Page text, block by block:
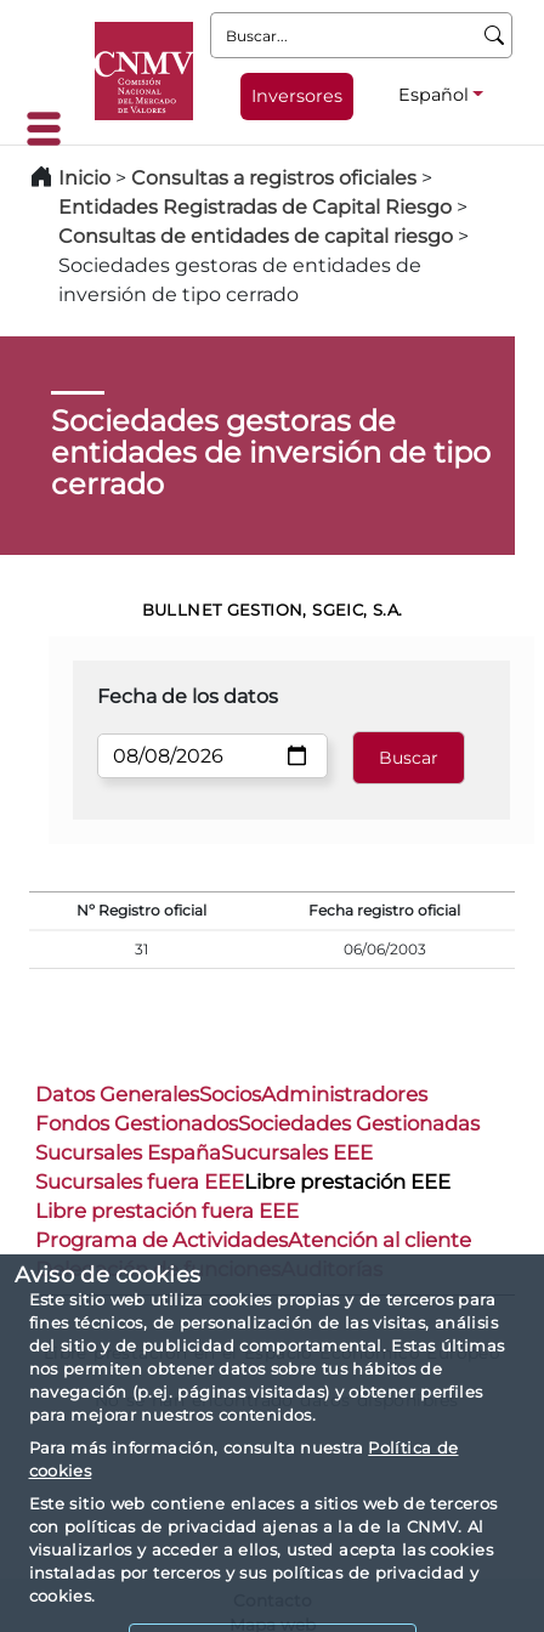
Aviso de cookies
Este sitio web utiliza cookies propias y de terceros para
fines técnicos, de personalización de las visitas, análisis
del sitio y de publicidad comportamental. Estas últimas
nos permiten obtener datos sobre tus hábitos de
navegación (p.ej. páginas visitadas) y obtener perfiles
para mejorar nuestros contenidos.
Para más información, consulta nuestra Política de
cookies
Este sitio web contiene enlaces a sitios web de terceros
con políticas de privacidad ajenas a la de la CNMV. Al
visualizarlos y acceder a ellos, usted acepta las cookies
instaladas por terceros y sus políticas de privacidad y
cookies.
Buscar:
Inversores Español
Inicio > Consultas a registros oficiales >
Entidades Registradas de Capital Riesgo >
Consultas de entidades de capital riesgo >
Sociedades gestoras de entidades de
inversión de tipo cerrado
Sociedades gestoras de
entidades de inversión de tipo
cerrado
BULLNET GESTION, SGEIC, S.A.
Fecha de los datos
Nº Registro oficial Fecha registro oficial
31 06/06/2003
Datos GeneralesSociosAdministradores
Fondos GestionadosSociedades Gestionadas
Sucursales EspañaSucursales EEE
Sucursales fuera EEELibre prestación EEE
Libre prestación fuera EEE
Programa de ActividadesAtención al cliente
Delegación de funciones
Libre prestación en el Espacio Económico Europeo
No se han encontrado datos disponibles
Mapa web